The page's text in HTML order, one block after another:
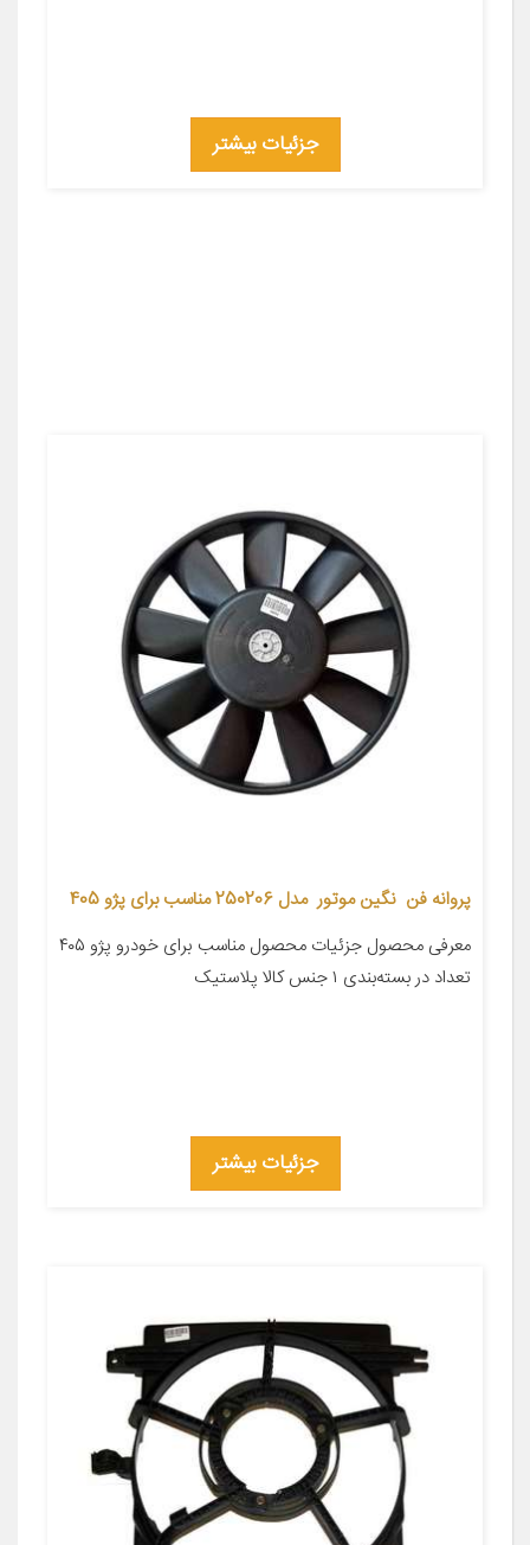
جزئیات بیشتر
پروانه فن نگین موتور مدل 250206 مناسب برای پژو 405
معرفی محصول جزئیات محصول مناسب برای خودرو پژو ۴۰۵
تعداد در بسته‌بندی ۱ جنس کالا پلاستیک
جزئیات بیشتر